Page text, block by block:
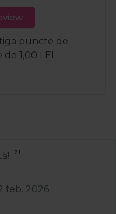
puncte de
1,00 LEI.
02 apr. 2025